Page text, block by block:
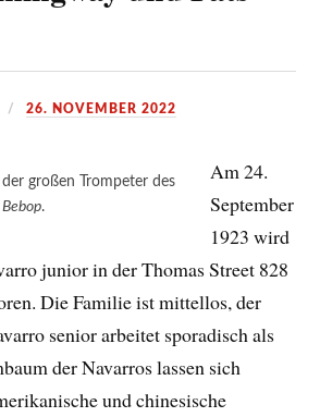
26. NOVEMBER 2022
großen Trompeter des
Bebop.
Am 24.
September
1923 wird
junior in der Thomas Street 828
Die Familie ist mittellos, der
senior arbeitet sporadisch als
der Navarros lassen sich
und chinesische